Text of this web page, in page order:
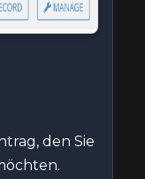
den Sie